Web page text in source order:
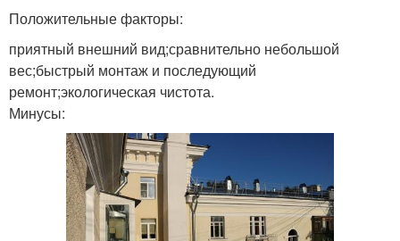
Положительные факторы:
приятный внешний вид;сравнительно небольшой
вес;быстрый монтаж и последующий
ремонт;экологическая чистота.
Минусы: